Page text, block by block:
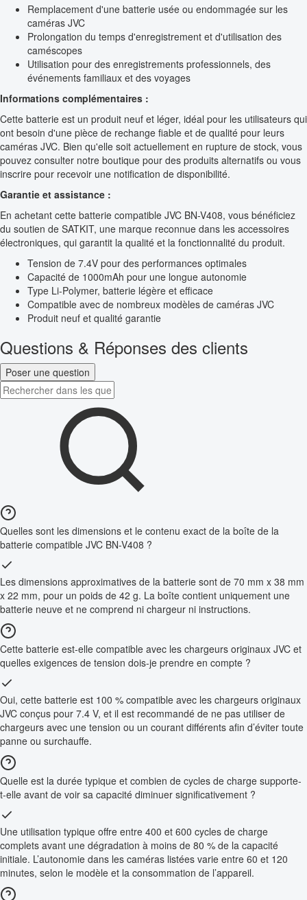
Remplacement d'une batterie usée ou endommagée sur les
caméras JVC
Prolongation du temps d'enregistrement et d'utilisation des
caméscopes
Utilisation pour des enregistrements professionnels, des
événements familiaux et des voyages
Informations complémentaires :
Cette batterie est un produit neuf et léger, idéal pour les utilisateurs qui
ont besoin d'une pièce de rechange fiable et de qualité pour leurs
caméras JVC. Bien qu'elle soit actuellement en rupture de stock, vous
pouvez consulter notre boutique pour des produits alternatifs ou vous
inscrire pour recevoir une notification de disponibilité.
Garantie et assistance :
En achetant cette batterie compatible JVC BN-V408, vous bénéficiez
du soutien de SATKIT, une marque reconnue dans les accessoires
électroniques, qui garantit la qualité et la fonctionnalité du produit.
Tension de 7.4V pour des performances optimales
Capacité de 1000mAh pour une longue autonomie
Type Li-Polymer, batterie légère et efficace
Compatible avec de nombreux modèles de caméras JVC
Produit neuf et qualité garantie
Questions & Réponses des clients
Poser une question
Quelles sont les dimensions et le contenu exact de la boîte de la
batterie compatible JVC BN-V408 ?
Les dimensions approximatives de la batterie sont de 70 mm x 38 mm
x 22 mm, pour un poids de 42 g. La boîte contient uniquement une
batterie neuve et ne comprend ni chargeur ni instructions.
Cette batterie est-elle compatible avec les chargeurs originaux JVC et
quelles exigences de tension dois-je prendre en compte ?
Oui, cette batterie est 100 % compatible avec les chargeurs originaux
JVC conçus pour 7.4 V, et il est recommandé de ne pas utiliser de
chargeurs avec une tension ou un courant différents afin d’éviter toute
panne ou surchauffe.
Quelle est la durée typique et combien de cycles de charge supporte-
t-elle avant de voir sa capacité diminuer significativement ?
Une utilisation typique offre entre 400 et 600 cycles de charge
complets avant une dégradation à moins de 80 % de la capacité
initiale. L’autonomie dans les caméras listées varie entre 60 et 120
minutes, selon le modèle et la consommation de l’appareil.